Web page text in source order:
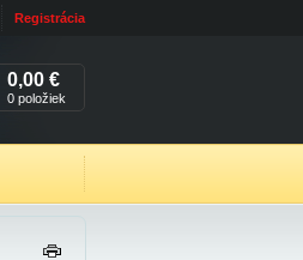
Registrácia
0,00 €
0 položiek